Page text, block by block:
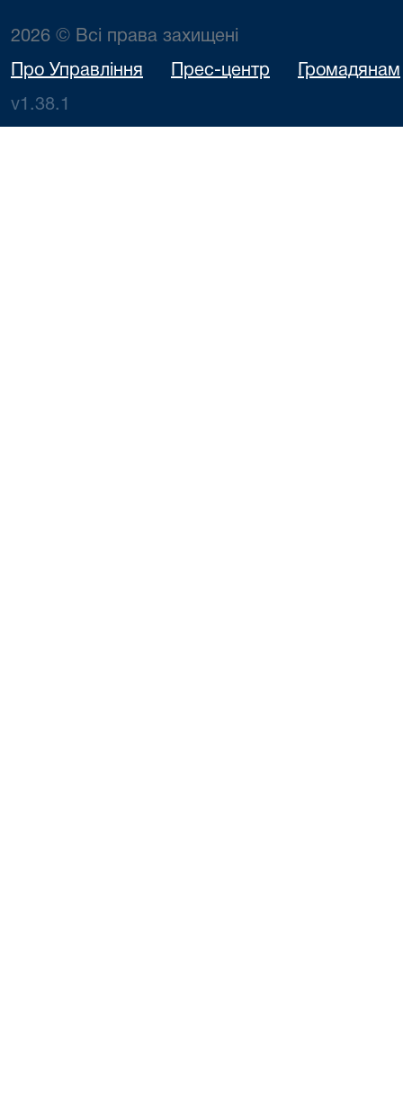
2026 © Всі права захищені
Про Управління Прес-центр Громадянам
v1.38.1